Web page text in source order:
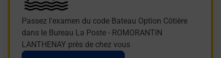
Passez l'examen du code Bateau Option Côtière
dans le Bureau La Poste - ROMORANTIN
LANTHENAY près de chez vous